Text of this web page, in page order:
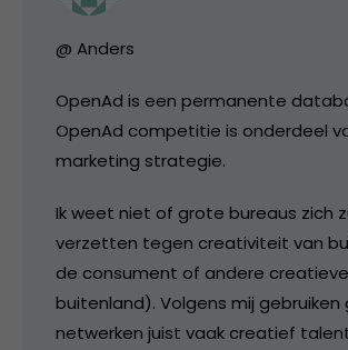
@ Anders
OpenAd is een permanente
OpenAd competitie is onderdeel
marketing strategie.
Ik weet niet of grote bureaus zich
verzetten tegen creativiteit van
de consument of andere
buitenland). Volgens mij gebruiken
netwerken juist vaak creatief